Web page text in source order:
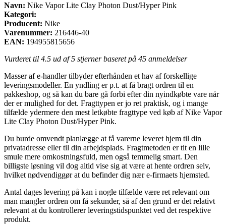
Navn: Nike Vapor Lite Clay Photon Dust/Hyper Pink
Kategori:
Producent: Nike
Varenummer: 216446-40
EAN: 194955815656
Vurderet til 4.5 ud af 5 stjerner baseret på 45 anmeldelser
Masser af e-handler tilbyder efterhånden et hav af forskellige
leveringsmodeller. En yndling er p.t. at få bragt ordren til en
pakkeshop, og så kan du bare gå forbi efter din nyindkøbte vare når
der er mulighed for det. Fragttypen er jo ret praktisk, og i mange
tilfælde ydermere den mest letkøbte fragttype ved køb af Nike Vapor
Lite Clay Photon Dust/Hyper Pink.
Du burde omvendt planlægge at få varerne leveret hjem til din
privatadresse eller til din arbejdsplads. Fragtmetoden er tit en lille
smule mere omkostningsfuld, men også temmelig smart. Den
billigste løsning vil dog altid vise sig at være at hente ordren selv,
hvilket nødvendiggør at du befinder dig nær e-firmaets hjemsted.
Antal dages levering på kan i nogle tilfælde være ret relevant om
man mangler ordren om få sekunder, så af den grund er det relativt
relevant at du kontrollerer leveringstidspunktet ved det respektive
produkt.